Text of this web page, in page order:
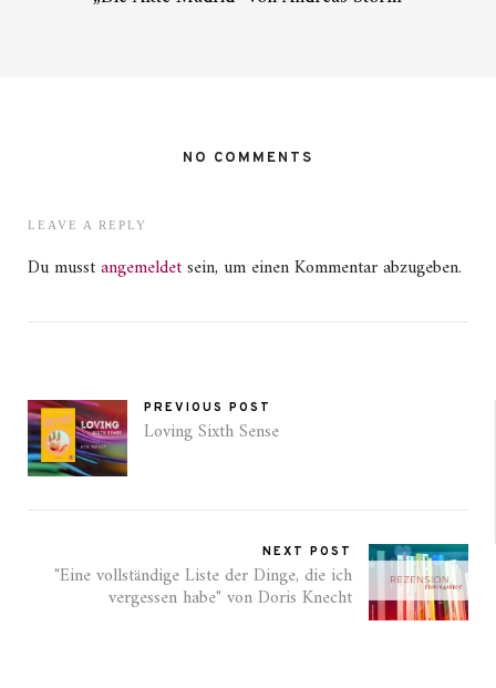
NO COMMENTS
LEAVE A REPLY
Du musstangemeldetsein, um einen Kommentar abzugeben.
PREVIOUS POST
Loving Sixth Sense
NEXT POST
"Eine vollständige Liste der Dinge, die ich
vergessen habe" von Doris Knecht